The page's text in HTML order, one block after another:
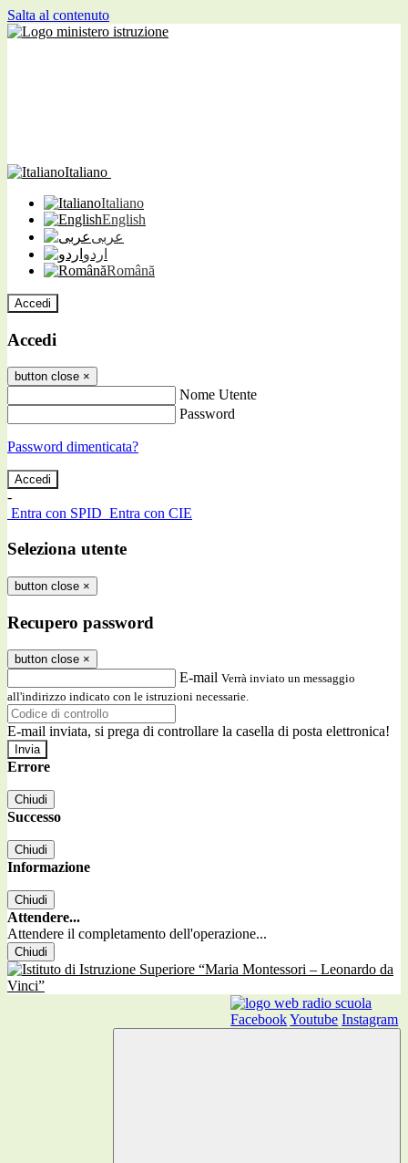
Salta al contenuto
Italiano
Italiano
English
عربى
اردو
Română
Accedi
Accedi
button close ×
Nome Utente
Password
Password dimenticata?
-
Entra con SPID Entra con CIE
Seleziona utente
button close ×
Recupero password
button close ×
E-mail Verrà inviato un messaggio
all'indirizzo indicato con le istruzioni necessarie.
E-mail inviata, si prega di controllare la casella di posta elettronica!
Errore
Chiudi
Successo
Chiudi
Informazione
Chiudi
Attendere...
Attendere il completamento dell'operazione...
Chiudi
FacebookYoutube Instagram